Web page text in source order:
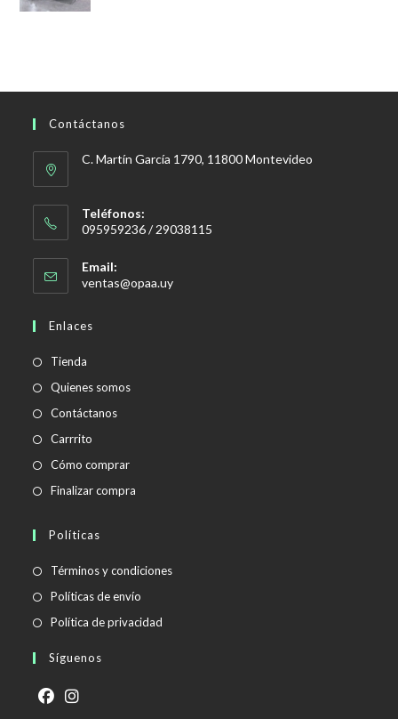
Contáctanos
C. Martín García 1790, 11800 Montevideo
Teléfonos:
095959236 / 29038115
Email:
ventas@opaa.uySe
Enlaces
Tienda
Quienes somos
Contáctanos
Carrrito
Cómo comprar
Finalizar compra
Políticas
Términos y condicionesSe
Políticas de envío
abre
Política de privacidad
Síguenos